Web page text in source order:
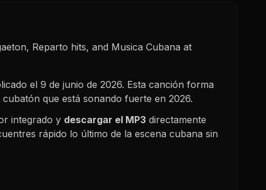
Reparto hits, and Musica Cubana at
el 9 de junio de 2026. Esta canción forma
que está sonando fuerte en 2026.
integrado y descargar el MP3 directamente
rápido lo último de la escena cubana sin